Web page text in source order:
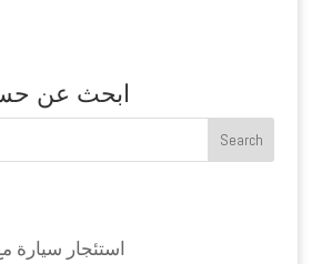
ابحث عن
استئجار سيارة